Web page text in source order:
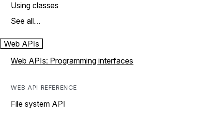
Using classes
See all…
Web APIs
Web APIs: Programming interfaces
WEB API REFERENCE
File system API